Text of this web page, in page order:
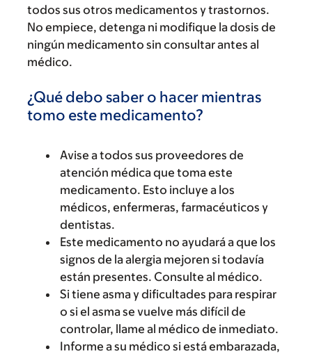
todos sus otros medicamentos y trastornos.
No empiece, detenga ni modifique la dosis de
ningún medicamento sin consultar antes al
médico.
¿Qué debo saber o hacer mientras
tomo este medicamento?
Avise a todos sus proveedores de
atención médica que toma este
medicamento. Esto incluye a los
médicos, enfermeras, farmacéuticos y
dentistas.
Este medicamento no ayudará a que los
signos de la alergia mejoren si todavía
están presentes. Consulte al médico.
Si tiene asma y dificultades para respirar
o si el asma se vuelve más difícil de
controlar, llame al médico de inmediato.
Informe a su médico si está embarazada,